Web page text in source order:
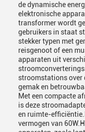
de dynamische
elektronische
transformer wordt
gebruikers in staat
stekker typen met
reisgenoot of een
apparaten uit
stroomstations over
gemak en
Met een compacte
is deze
en ruimte-
vermogen van